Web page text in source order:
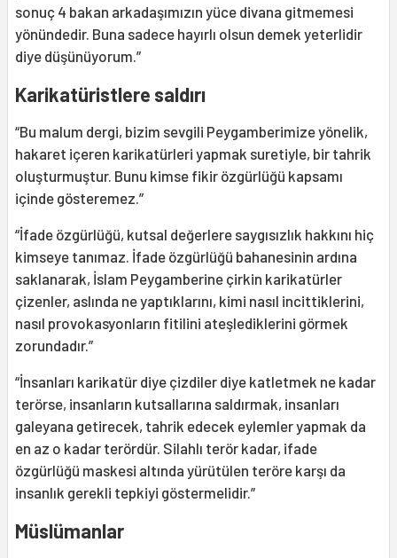
sonuç 4 bakan arkadaşımızın yüce divana gitmemesi
yönündedir. Buna sadece hayırlı olsun demek yeterlidir
diye düşünüyorum.”
Karikatüristlere saldırı
“Bu malum dergi, bizim sevgili Peygamberimize yönelik,
hakaret içeren karikatürleri yapmak suretiyle, bir tahrik
oluşturmuştur. Bunu kimse fikir özgürlüğü kapsamı
içinde gösteremez.”
“İfade özgürlüğü, kutsal değerlere saygısızlık hakkını hiç
kimseye tanımaz. İfade özgürlüğü bahanesinin ardına
saklanarak, İslam Peygamberine çirkin karikatürler
çizenler, aslında ne yaptıklarını, kimi nasıl incittiklerini,
nasıl provokasyonların fitilini ateşlediklerini görmek
zorundadır.”
“İnsanları karikatür diye çizdiler diye katletmek ne kadar
terörse, insanların kutsallarına saldırmak, insanları
galeyana getirecek, tahrik edecek eylemler yapmak da
en az o kadar terördür. Silahlı terör kadar, ifade
özgürlüğü maskesi altında yürütülen teröre karşı da
insanlık gerekli tepkiyi göstermelidir.”
Müslümanlar